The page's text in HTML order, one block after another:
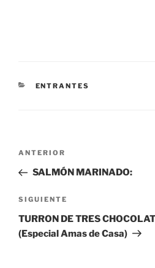
CATEGORÍAS
ENTRANTES
Navegación
entradas
Entrada
anterior:
ANTERIOR
SALMÓN MARINADO:
Siguiente
entrada
SIGUIENTE
TURRON DE TRES
(Especial Amas de Casa)